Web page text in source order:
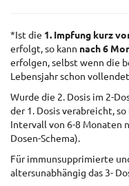
*Ist die 1. Impfung kurz
erfolgt, so kann nach 6
erfolgen, selbst wenn die
Lebensjahr schon
Wurde die 2. Dosis im 2-
der 1. Dosis verabreicht, so
Intervall von 6-8 Monaten
Dosen-Schema).
Für immunsupprimierte
altersunabhängig das 3-